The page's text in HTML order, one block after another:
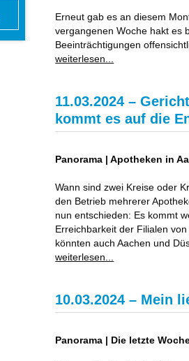
Erneut gab es an diesem
vergangenen Woche hakt es
Beeinträchtigungen
weiterlesen...
11.03.2024 –
kommt es auf die
Panorama | Apotheken in
Wann sind zwei Kreise oder
den Betrieb mehrerer
nun entschieden: Es kommt
Erreichbarkeit der Filialen
könnten auch Aachen und
weiterlesen...
10.03.2024 – Mein
Panorama | Die letzte